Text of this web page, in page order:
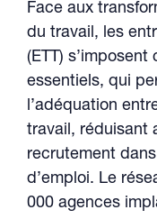
Face aux
du travail, les
(ETT)
essentiels, qui
l’adéquation
travail, réduisant
recrutement
d’emploi. Le
000 agences